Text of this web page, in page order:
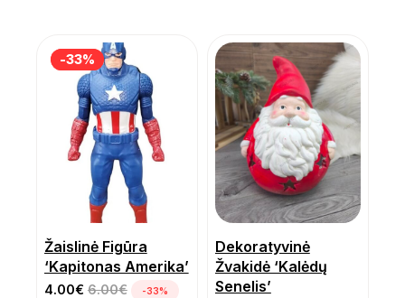
Žaislinė Figūra
‘Kapitonas Amerika’
4.00€ 6.00€
-33%
-33%
-33%
Dekoratyvinė
Žvakidė ‘Kalėdų
Senelis’